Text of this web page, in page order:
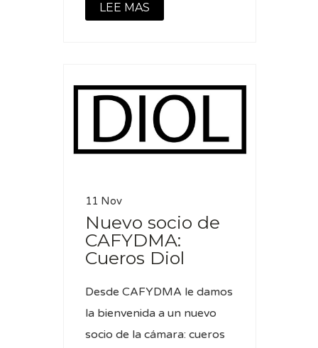
LEE MAS
11 Nov
Nuevo socio de
CAFYDMA:
Cueros Diol
Desde CAFYDMA le damos
la bienvenida a un nuevo
socio de la cámara: cueros